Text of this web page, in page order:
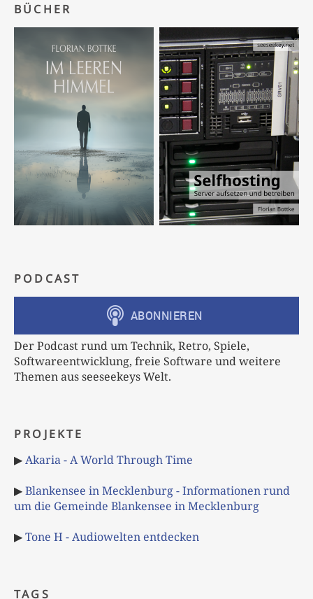
BÜCHER
PODCAST
Der Podcast rund um Technik, Retro, Spiele,
Softwareentwicklung, freie Software und weitere
Themen aus seeseekeys Welt.
PROJEKTE
▶Akaria - A World Through Time
▶Blankensee in Mecklenburg - Informationen rund
um die Gemeinde Blankensee in Mecklenburg
▶Tone H - Audiowelten entdecken
TAGS